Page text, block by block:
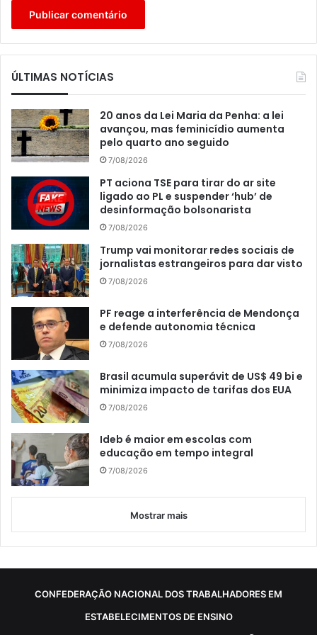
ÚLTIMAS NOTÍCIAS
20 anos da Lei Maria da Penha: a lei
avançou, mas feminicídio aumenta
pelo quarto ano seguido
7/08/2026
PT aciona TSE para tirar do ar site
ligado ao PL e suspender ‘hub’ de
desinformação bolsonarista
7/08/2026
Trump vai monitorar redes sociais de
jornalistas estrangeiros para dar visto
7/08/2026
PF reage a interferência de Mendonça
e defende autonomia técnica
7/08/2026
Brasil acumula superávit de US$ 49 bi e
minimiza impacto de tarifas dos EUA
7/08/2026
Ideb é maior em escolas com
educação em tempo integral
7/08/2026
Mostrar mais
CONFEDERAÇÃO NACIONAL DOS TRABALHADORES EM
ESTABELECIMENTOS DE ENSINO